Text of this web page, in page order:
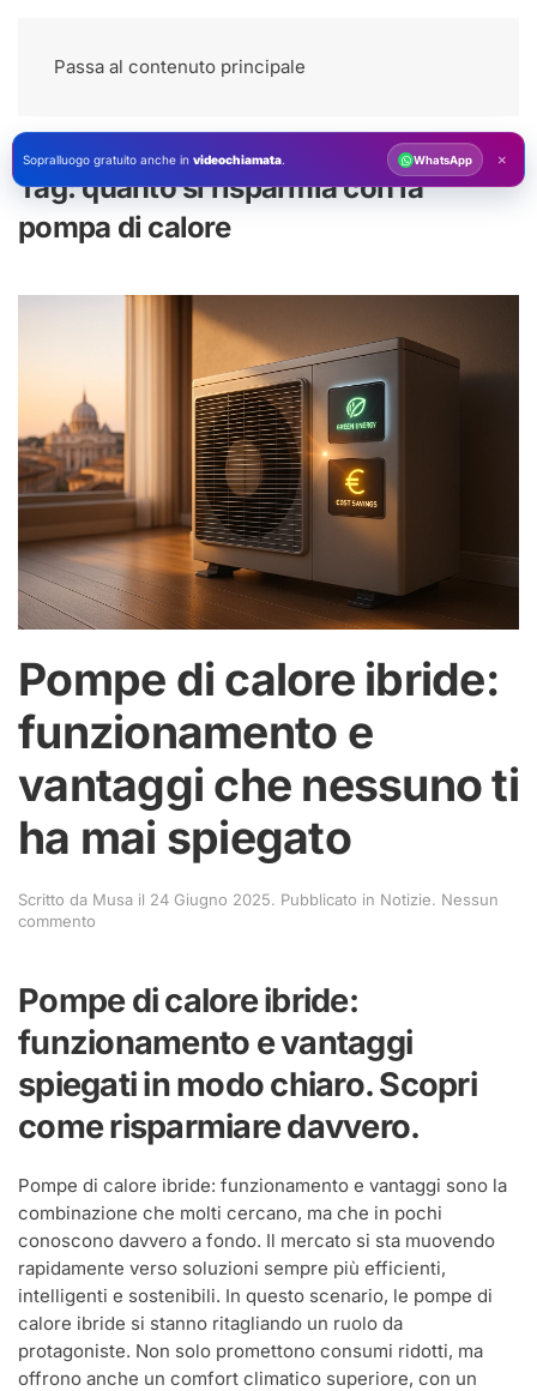
Passa al contenuto principale
Tag:quanto si risparmia con la
pompa di calore
Pompe di calore ibride:
funzionamento e
vantaggi che nessuno ti
ha mai spiegato
Scritto da Musa il 24 Giugno 2025. Pubblicato in Notizie. Nessun
commento
ibride:
e
vantaggi
che
nessuno
ti
mai
Pompe di calore ibride:
funzionamento e vantaggi
spiegati in modo chiaro. Scopri
come risparmiare davvero.
Pompe di calore ibride: funzionamento e vantaggi sono la
combinazione che molti cercano, ma che in pochi
conoscono davvero a fondo. Il mercato si sta muovendo
rapidamente verso soluzioni sempre più efficienti,
intelligenti e sostenibili. In questo scenario, le pompe di
calore ibride si stanno ritagliando un ruolo da
protagoniste. Non solo promettono consumi ridotti, ma
offrono anche un comfort climatico superiore, con un
Sopralluogo gratuito anche in videochiamata. WhatsApp ×